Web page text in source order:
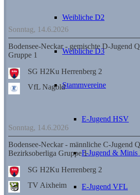
Weibliche D2
Weibliche D3
Stammvereine
E-Jugend HSV
F-Jugend &
E-Jugend VFL
Sonntag, 14.6.2026
Bodensee-Neckar - gemischte D-Jugend
Gruppe 1
SG H2Ku Herrenberg 2
VfL Nagold
Sonntag, 14.6.2026
Bodensee-Neckar - männliche C-Jugend
Bezirksoberliga Gruppe 1
SG H2Ku Herrenberg 2
TV Aixheim